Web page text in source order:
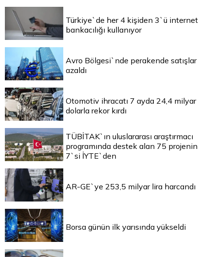
Türkiye`de her 4 kişiden 3`ü internet
bankacılığı kullanıyor
Avro Bölgesi`nde perakende satışlar
azaldı
Otomotiv ihracatı 7 ayda 24,4 milyar
dolarla rekor kırdı
TÜBİTAK`ın uluslararası araştırmacı
programında destek alan 75 projenin
7`si İYTE`den
AR-GE`ye 253,5 milyar lira harcandı
Borsa günün ilk yarısında yükseldi